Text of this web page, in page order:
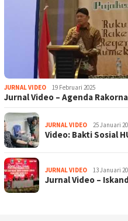
JURNAL VIDEO 19 Februari 2025
Jurnal Video – Agenda
JURNAL VIDEO 25 Januari
Video: Bakti Sosial
JURNAL VIDEO 13 Januari
Jurnal Video –